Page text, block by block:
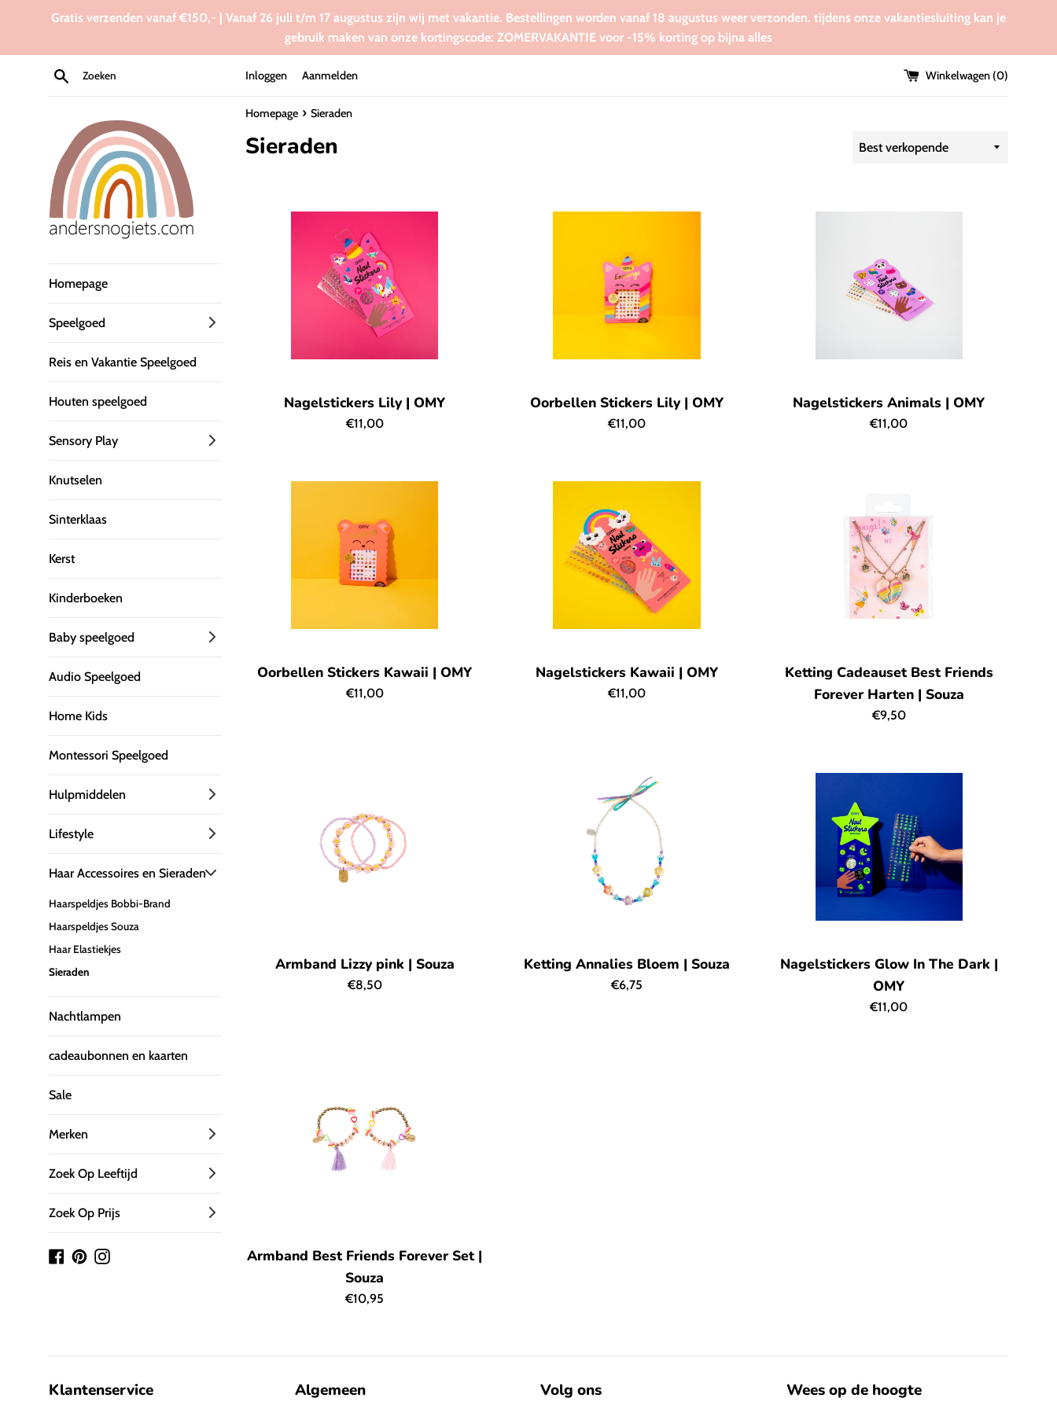
Gratis verzenden vanaf €150,- | Vanaf 26 juli t/m 17 augustus zijn wij met vakantie. Bestellingen worden vanaf 18 augustus weer verzonden. tijdens onze vakantiesluiting kan je
gebruik maken van onze kortingscode: ZOMERVAKANTIE voor -15% korting op bijna alles
Zoeken Inloggen Aanmelden Winkelwagen (0)
Homepage
Speelgoed
Reis en Vakantie Speelgoed
Houten speelgoed
Sensory Play
Knutselen
Sinterklaas
Kerst
Kinderboeken
Baby speelgoed
Audio Speelgoed
Home Kids
Montessori Speelgoed
Hulpmiddelen
Lifestyle
Haar Accessoires en Sieraden
Haarspeldjes Bobbi-Brand
Haarspeldjes Souza
Haar Elastiekjes
Sieraden
Nachtlampen
cadeaubonnen en kaarten
Sale
Merken
Zoek Op Leeftijd
Zoek Op Prijs
Facebook
PinterestInstagram
Homepage › Sieraden
Sieraden
Sorteer
Nagelstickers Lily | OMY
Normale
€11,00
Oorbellen Stickers Lily | OMY
Normale
€11,00
Nagelstickers Animals | OMY
Normale
€11,00
Oorbellen Stickers Kawaii | OMY
Normale
€11,00
Nagelstickers Kawaii | OMY
Normale
€11,00
Ketting Cadeauset Best Friends
Forever Harten | Souza
Normale
€9,50
Armband Lizzy pink | Souza
Normale
€8,50
Ketting Annalies Bloem | Souza
Normale
€6,75
Nagelstickers Glow In The Dark |
OMY
Normale
€11,00
Armband Best Friends Forever Set |
Souza
Normale
€10,95
Klantenservice Algemeen Volg ons Wees op de hoogte